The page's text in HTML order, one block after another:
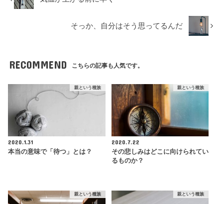
そっか、自分はそう思ってるんだ
RECOMMEND こちらの記事も人気です。
親という種族
2020.1.31
本当の意味で「待つ」とは？
親という種族
2020.7.22
その悲しみはどこに向けられてい
るものか？
親という種族 親という種族